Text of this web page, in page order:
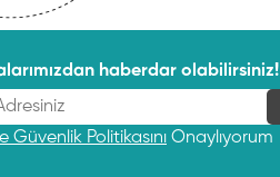
haberdar olabilirsiniz!
Güvenlik Politikasını Onaylıyorum